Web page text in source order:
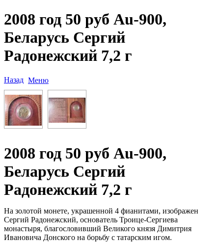
2008 год 50 руб Au-900,
Беларусь Сергий
Радонежский 7,2 г
Назад Меню
2008 год 50 руб Au-900,
Беларусь Сергий
Радонежский 7,2 г
На золотой монете, украшенной 4 фианитами, изображен
Сергий Радонежский, основатель Троице-Сергиева
монастыря, благословивший Великого князя Димитрия
Ивановича Донского на борьбу с татарским игом.